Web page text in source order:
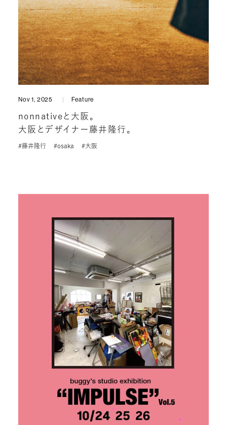
Nov 1, 2025 Feature
nonnativeと大阪。
大阪とデザイナー藤井隆行。
#藤井隆行 #osaka #大阪